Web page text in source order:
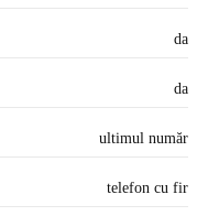
da
da
ultimul număr
telefon cu fir